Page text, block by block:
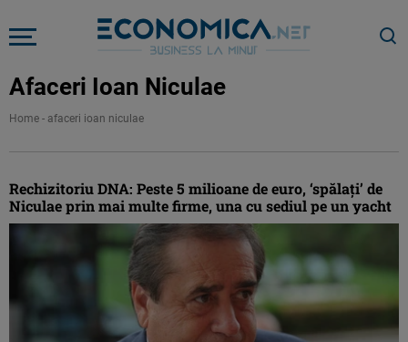
Afaceri Ioan Niculae
Home - afaceri ioan niculae
Rechizitoriu DNA: Peste 5 milioane de euro, ‘spălaţi’ de
Niculae prin mai multe firme, una cu sediul pe un yacht